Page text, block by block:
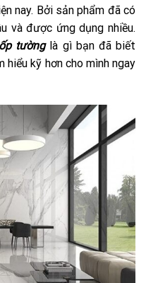
nay. Bởi sản phẩm đã có
và được ứng dụng nhiều.
tườnglà gì bạn đã biết
kỹ hơn cho mình ngay